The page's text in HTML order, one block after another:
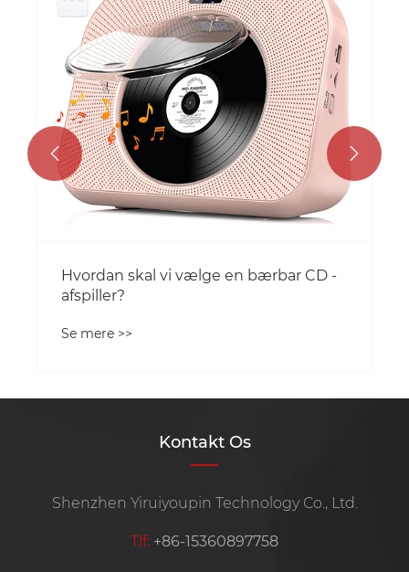
Se mere >>
 
Kontakt Os
Shenzhen Yiruiyoupin Technology Co., Ltd.
Tlf: +86-15360897758